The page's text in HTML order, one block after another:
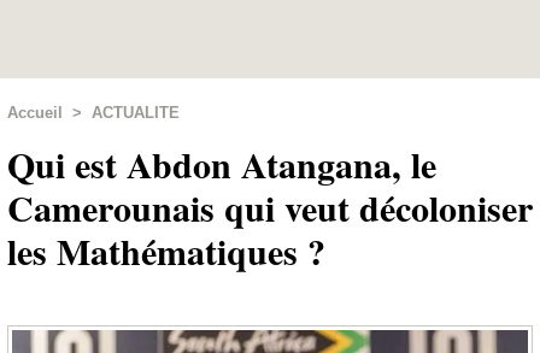
Accueil > ACTUALITE
Qui est Abdon Atangana, le
Camerounais qui veut décoloniser
les Mathématiques ?